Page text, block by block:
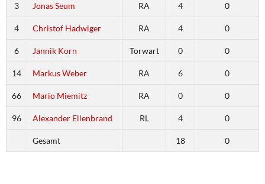
3 Jonas Seum RA 4 0
4 Christof Hadwiger RA 4 0
6 Jannik Korn Torwart 0 0
14 Markus Weber RA 6 0
66 Mario Miemitz RA 0 0
96 Alexander Ellenbrand RL 4 0
Gesamt 18 0